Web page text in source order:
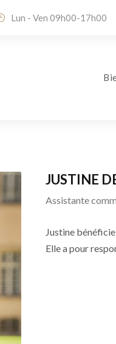
Lun - Ven 09h00-17h00
JUSTINE
Assistante
Justine
Elle a pour